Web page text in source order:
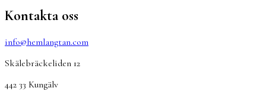
Kontakta oss
info@hemlangtan.com
Skälebräckeliden 12
442 33 Kungälv